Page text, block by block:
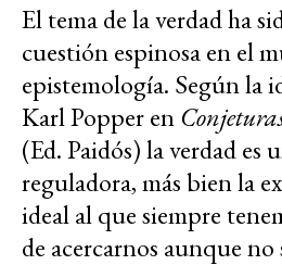
El tema de la verdad ha
cuestión espinosa en el
epistemología. Según la
Karl Popper en
(Ed. Paidós) la verdad es
reguladora, más bien la
ideal al que siempre
de acercarnos aunque